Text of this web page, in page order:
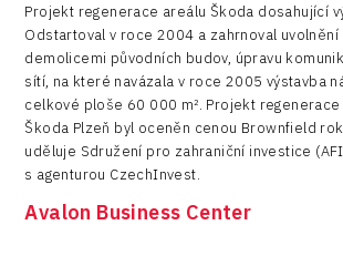
Projekt regenerace areálu Škoda dosahující
Odstartoval v roce 2004 a zahrnoval uvolnění
demolicemi původních budov, úpravu
sítí, na které navázala v roce 2005 výstavba
celkové ploše 60 000 m². Projekt
Škoda Plzeň byl oceněn cenou Brownfield
uděluje Sdružení pro zahraniční investice
s agenturou CzechInvest.
Avalon Business Center